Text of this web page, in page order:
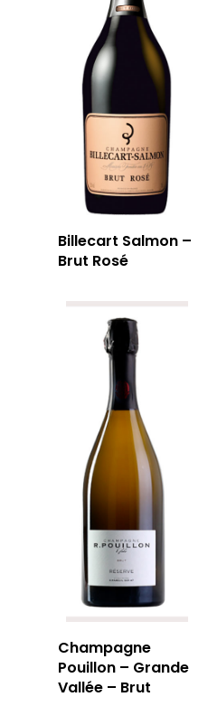
Billecart Salmon –
Brut Rosé
Champagne
Pouillon – Grande
Vallée – Brut